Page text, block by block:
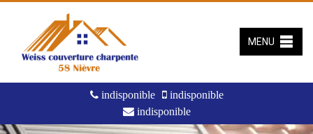
indisponible
indisponible
indisponible
MENU